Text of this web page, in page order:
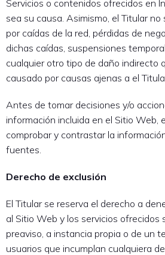
Servicios o contenidos ofrecidos en
sea su causa. Asimismo, el Titular
por caídas de la red, pérdidas de
dichas caídas, suspensiones
cualquier otro tipo de daño indirecto
causado por causas ajenas a el
Antes de tomar decisiones y/o
información incluida en el Sitio Web,
comprobar y contrastar la
fuentes.
Derecho de exclusión
El Titular se reserva el derecho a
al Sitio Web y los servicios ofrecidos
preaviso, a instancia propia o de un
usuarios que incumplan cualquiera